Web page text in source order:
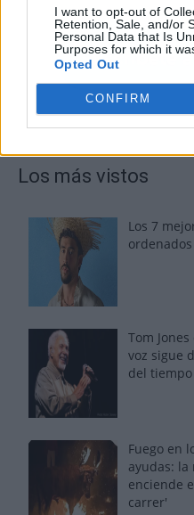
I want to opt-out of
Retention, Sale, and/or
Personal Data that Is
Purposes for which it
Opted Out
CONFIRM
Los más vistos
Los 7
Tom
voz sigue
del tiempo
Fuego en
ayudas:
enciende
carrer'